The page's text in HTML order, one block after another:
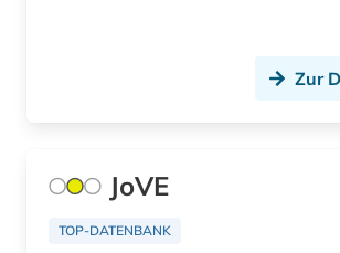
artefakte (1)
arthur (1)
Zur
JoVE
TOP-DATENBANK